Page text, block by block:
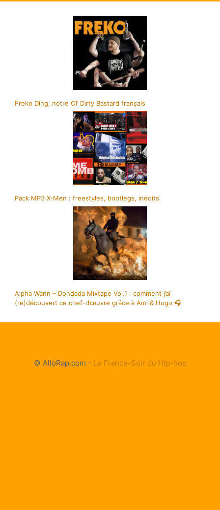
Freko Ding, notre Ol’ Dirty Bastard français
Pack MP3 X-Men : freestyles, bootlegs, inédits
Alpha Wann – Dondada Mixtape Vol.1 : comment j’ai
(re)découvert ce chef-d’œuvre grâce à Ami & Hugo 🎧
© AlloRap.com - Le France-Soir du Hip-hop